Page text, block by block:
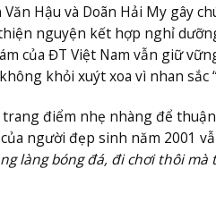
Hậu và Doãn Hải My gây
nguyện kết hợp nghỉ
của ĐT Việt Nam vẫn giữ
khỏi xuýt xoa vì nhan sắc
điểm nhẹ nhàng để
người đẹp sinh năm 2001
làng bóng đá, đi chơi thôi mà